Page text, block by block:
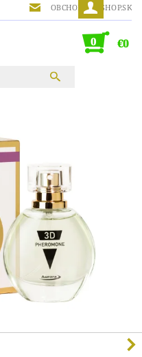
OBCHOD@PDSHOP.SK
0 €0